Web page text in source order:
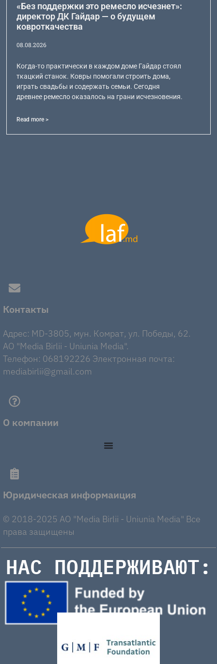
«Без поддержки это ремесло исчезнет»:
директор ДК Гайдар — о будущем
ковроткачества
08.08.2026
Когда-то практически в каждом доме Гайдар стоял
ткацкий станок. Ковры помогали строить дома,
играть свадьбы и содержать семьи. Сегодня
древнее ремесло оказалось на грани исчезновения.
Read more >
Контакты
Адрес: MD-3805, мун. Комрат, ул. Победы, 62.
AO "Media Birlii - Uniunia Media".
Телефон: 068192226 Электронная почта:
mediabirlii@gmail.com
О компании
Юридическая информаиция
© 2018-2025 AO "Media Birlii - Uniunia Media" Все
права защищены
НАС ПОДДЕРЖИВАЮТ: